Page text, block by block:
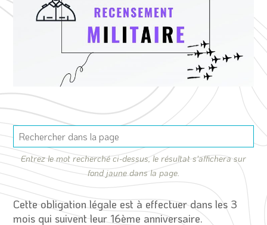
Entrez le mot recherché ci-dessus, le résultat s'affichera sur
fond jaune dans la page.
Cette obligation légale est à effectuer dans les 3
mois qui suivent leur 16ème anniversaire.